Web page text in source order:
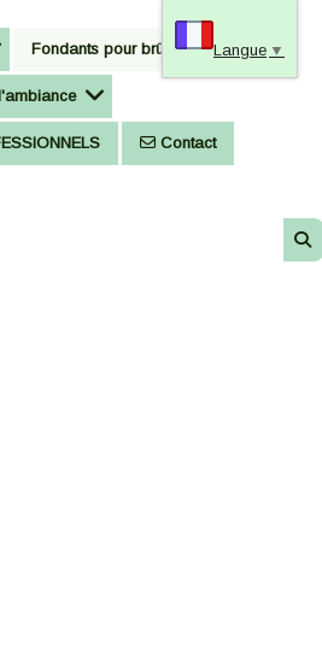
Fondants pour brûle-parfum
Contact
Langue ▼